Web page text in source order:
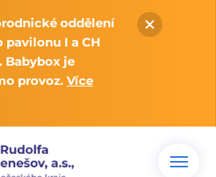
oddělení
pavilonu I a CH
je
provoz. Více